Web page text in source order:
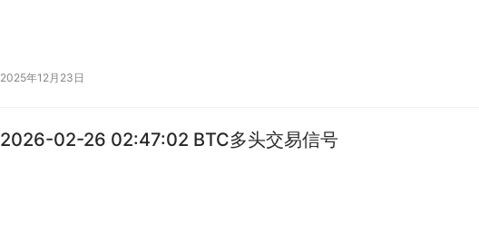
2025年12月23日
2026-02-26 02:47:02 BTC多头交易信号